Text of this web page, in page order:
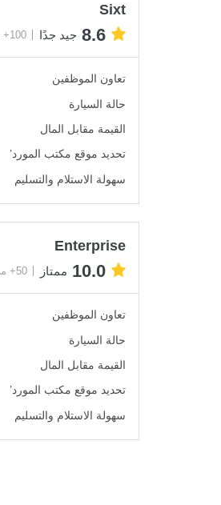
Sixt
8.6 جيد جدًا 100+ مراجعات
تعاون الموظفين
حالة السيارة
القيمة مقابل المال
تحديد موقع مكتب المورد’
سهولة الاستلام والتسليم
Enterprise
10.0 ممتاز 50+ مراجعات
تعاون الموظفين
حالة السيارة
القيمة مقابل المال
تحديد موقع مكتب المورد’
سهولة الاستلام والتسليم